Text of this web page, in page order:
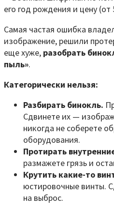
Самая частая ошибка
изображение, решили
еще хуже, разобрать
пыль».
Категорически нельзя:
Разбирать бинокль.
Сдвинете их —
никогда не соберете
оборудования.
Протирать
размажете грязь и
Крутить какие-то
юстировочные винты.
на выброс.